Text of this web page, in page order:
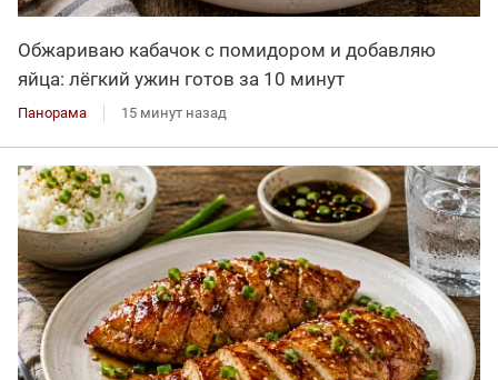
Обжариваю кабачок с помидором и добавляю
яйца: лёгкий ужин готов за 10 минут
Панорама 15 минут назад